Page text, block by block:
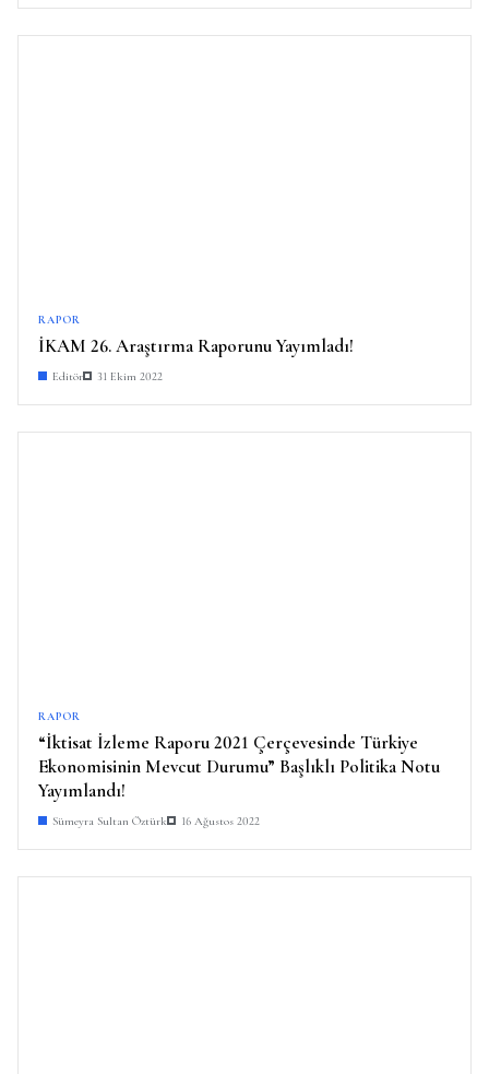
RAPOR
İKAM 26. Araştırma Raporunu Yayımladı!
Editör 31 Ekim 2022
RAPOR
“İktisat İzleme Raporu 2021 Çerçevesinde Türkiye
Ekonomisinin Mevcut Durumu” Başlıklı Politika Notu
Yayımlandı!
Sümeyra Sultan Öztürk 16 Ağustos 2022